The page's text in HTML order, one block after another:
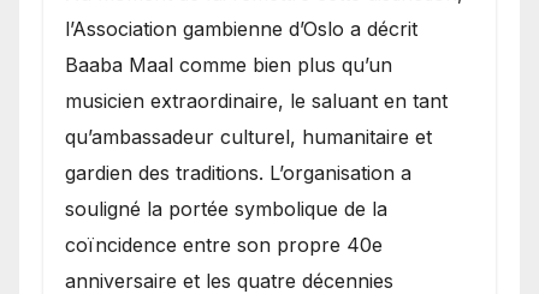
l’Association gambienne d’Oslo a décrit
Baaba Maal comme bien plus qu’un
musicien extraordinaire, le saluant en tant
qu’ambassadeur culturel, humanitaire et
gardien des traditions. L’organisation a
souligné la portée symbolique de la
coïncidence entre son propre 40e
anniversaire et les quatre décennies